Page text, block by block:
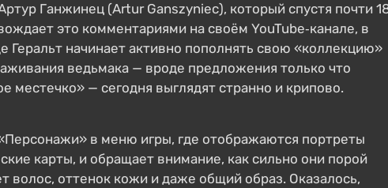
Ганжинец (Artur Ganszyniec), который спустя почти
это комментариями на своём YouTube‑канале, в
Геральт начинает активно пополнять свою «коллекцию»
ведьмака — вроде предложения только что
местечко» — сегодня выглядят странно и крипово.
в меню игры, где отображаются портреты
карты, и обращает внимание, как сильно они порой
волос, оттенок кожи и даже общий образ. Оказалось,